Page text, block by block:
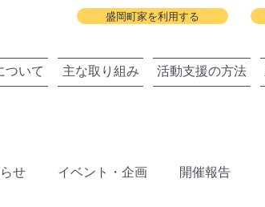
盛岡町家を利用する
ついて 主な取り組み 活動支援の方法
せ イベント・企画 開催報告